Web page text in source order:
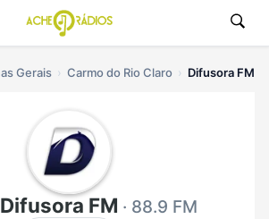
Gerais Carmo do Rio Claro Difusora FM
FM · 88.9 FM